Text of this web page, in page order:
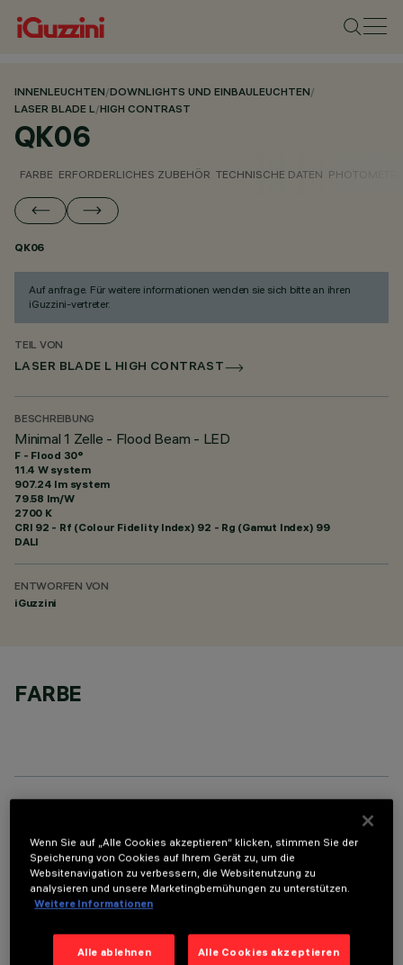
INNENLEUCHTEN/DOWNLIGHTS UND EINBAULEUCHTEN/
LASER BLADE L/HIGH CONTRAST
QK06
FARBE ERFORDERLICHES ZUBEHÖR TECHNISCHE DATEN
QK06
Auf anfrage. Für weitere informationen wenden sie sich bitte an ihren
iGuzzini-vertreter.
TEIL VON
LASER BLADE L HIGH CONTRAST
BESCHREIBUNG
Minimal 1 Zelle - Flood Beam - LED
F - Flood 30°
11.4 W system
907.24 lm system
79.58 lm/W
2700 K
CRI 92 - Rf (Colour Fidelity Index) 92 - Rg (Gamut Index) 99
DALI
ENTWORFEN VON
iGuzzini
FARBE
Um das Produkt ordnungsgemäß zu installieren und zu betreiben, muss eines der erforderlichen
Zubehörteile bestellt werden:
Wenn Sie auf „Alle Cookies akzeptieren“ klicken, stimmen Sie der
Speicherung von Cookies auf Ihrem Gerät zu, um die
Websitenavigation zu verbessern, die Websitenutzung zu
analysieren und unsere Marketingbemühungen zu unterstützen.
Weitere Informationen
Alle ablehnen Alle Cookies akzeptieren